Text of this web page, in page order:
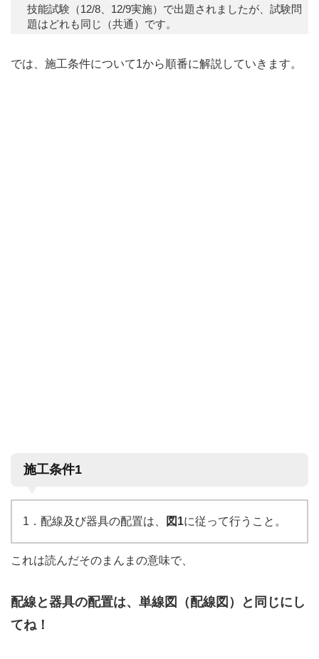
技能試験（12/8、12/9実施）で出題されましたが、試験問
題はどれも同じ（共通）です。
では、施工条件について1から順番に解説していきます。
施工条件1
1．配線及び器具の配置は、 図1に従って行うこと。
これは読んだそのまんまの意味で、
配線と器具の配置は、単線図（配線図）と同じにし
てね！